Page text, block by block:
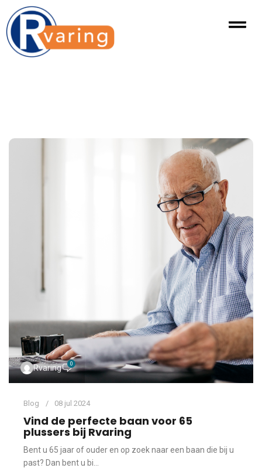
Rvaring 0
Blog 08 jul 2024
Vind de perfecte baan voor 65
plussers bij Rvaring
Bent u 65 jaar of ouder en op zoek naar een baan die bij u
past? Dan bent u bi...